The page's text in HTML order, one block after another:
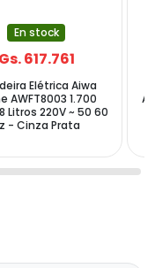
En stock
Gs. 617.761
Elétrica Aiwa
AWFT8003 1.700
Litros 220V ~ 50 60
- Cinza Prata